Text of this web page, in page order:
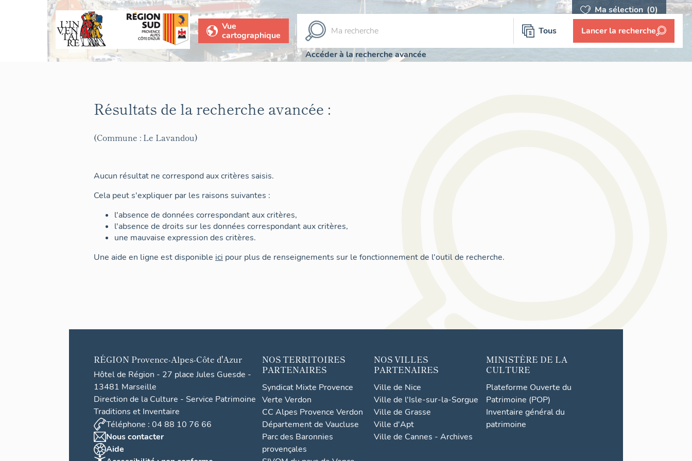
Ma sélection (0)
Vue
cartographique
Tous Lancer la recherche
Accéder à la recherche avancée
Résultats de la recherche avancée :
(Commune : Le Lavandou)
Aucun résultat ne correspond aux critères saisis.
Cela peut s'expliquer par les raisons suivantes :
l'absence de données correspondant aux critères,
l'absence de droits sur les données correspondant aux critères,
une mauvaise expression des critères.
Une aide en ligne est disponible ici pour plus de renseignements sur le fonctionnement de l'outil de recherche.
RÉGION Provence-Alpes-Côte d'Azur
Hôtel de Région - 27 place Jules Guesde -
13481 Marseille
Direction de la Culture - Service Patrimoine
Traditions et Inventaire
Téléphone : 04 88 10 76 66
Nous contacter
Aide
NOS TERRITOIRES
PARTENAIRES
Syndicat Mixte Provence
Verte Verdon
CC Alpes Provence Verdon
Département de Vaucluse
Parc des Baronnies
provençales
NOS VILLES
PARTENAIRES
Ville de Nice
Ville de l'Isle-sur-la-Sorgue
Ville de Grasse
Ville d'Apt
Ville de Cannes - Archives
MINISTÈRE DE LA
CULTURE
Plateforme Ouverte du
Patrimoine (POP)
Inventaire général du
patrimoine